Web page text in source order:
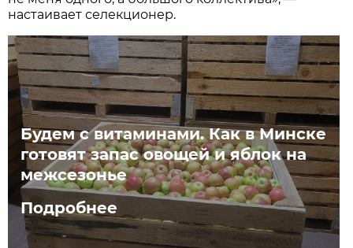
настаивает селекционер.
Будем с витаминами. Как в Минске
готовят запас овощей и яблок на
межсезонье
Подробнее